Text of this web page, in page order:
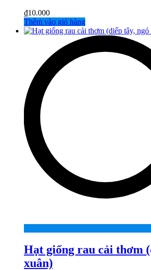
₫10.000
Thêm vào giỏ hàng
Hạt giống rau cải thơm
xuân)